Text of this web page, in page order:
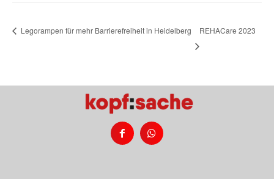
Legorampen für mehr Barrierefreiheit in Heidelberg REHACare 2023